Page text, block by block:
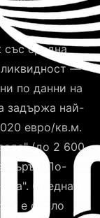
средна
ликвидност —
по данни на
задържа най-
евро/кв.м.
(до 2 600
По-
Средната
е около